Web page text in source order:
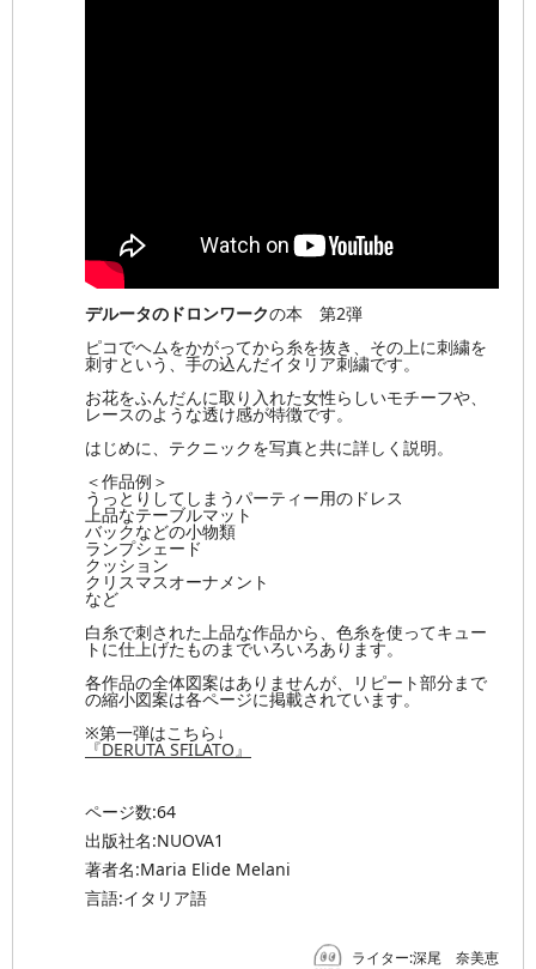
デルータのドロンワークの本 第2弾
ピコでヘムをかがってから糸を抜き、その上に刺繍を
刺すという、手の込んだイタリア刺繍です。
お花をふんだんに取り入れた女性らしいモチーフや、
レースのような透け感が特徴です。
はじめに、テクニックを写真と共に詳しく説明。
＜作品例＞
うっとりしてしまうパーティー用のドレス
上品なテーブルマット
バックなどの小物類
ランプシェード
クッション
クリスマスオーナメント
など
白糸で刺された上品な作品から、色糸を使ってキュー
トに仕上げたものまでいろいろあります。
各作品の全体図案はありませんが、リピート部分まで
の縮小図案は各ページに掲載されています。
※第一弾はこちら↓
『DERUTA SFILATO』
ページ数:64
出版社名:NUOVA1
著者名:Maria Elide Melani
言語:イタリア語
ライター:深尾 奈美恵